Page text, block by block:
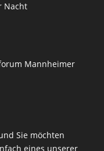
Nacht
Mannheimer
Sie möchten
eines unserer